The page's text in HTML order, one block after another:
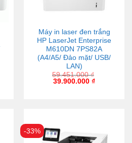
Máy in laser đen trắng
HP LaserJet Enterprise
M610DN 7PS82A
(A4/A5/ Đảo mặt/ USB/
LAN)
59.451.000₫
39.900.000 ₫
-33%